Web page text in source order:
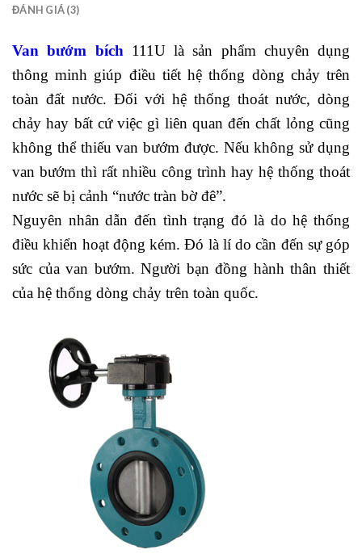
ĐÁNH GIÁ (3)
Van bướm bích111U là sản phẩm chuyên dụng
thông minh giúp điều tiết hệ thống dòng chảy trên
toàn đất nước. Đối với hệ thống thoát nước, dòng
chảy hay bất cứ việc gì liên quan đến chất lỏng cũng
không thể thiếu van bướm được. Nếu không sử dụng
van bướm thì rất nhiều công trình hay hệ thống thoát
nước sẽ bị cảnh “nước tràn bờ đê”.
Nguyên nhân dẫn đến tình trạng đó là do hệ thống
điều khiển hoạt động kém. Đó là lí do cần đến sự góp
sức của van bướm. Người bạn đồng hành thân thiết
của hệ thống dòng chảy trên toàn quốc.